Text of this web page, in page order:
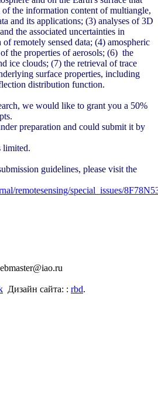
the information content of multiangle,
and its applications; (3) analyses of 3D
the associated uncertainties in
remotely sensed data; (4) amospheric
the properties of aerosols; (6) the
ice clouds; (7) the retrieval of trace
surface properties, including
distribution function.
we would like to grant you a 50%
preparation and could submit it by
limited.
guidelines, please visit the
remotesensing/special_issues/
Дизайн сайта: : rbd.